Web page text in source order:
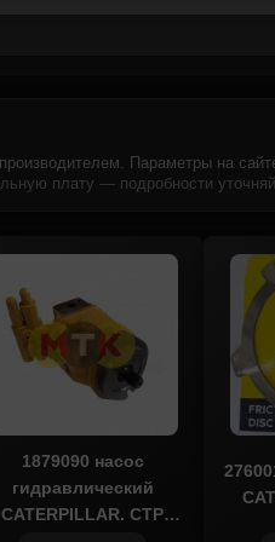
Параметры на
плату — подробности
1879090 насос
гидравлический
CATERPILLAR, CTP